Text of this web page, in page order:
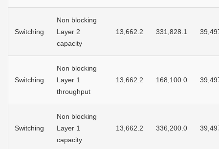
Switching
Non blocking
Layer 2
capacity
13,662.2 331,828.1
Switching
Non blocking
Layer 1
throughput
13,662.2 168,100.0
Switching
Non blocking
Layer 1
capacity
13,662.2 336,200.0